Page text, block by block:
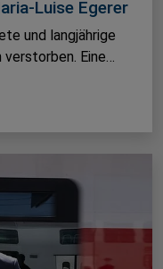
Luise Egerer
und langjährige
Eine…